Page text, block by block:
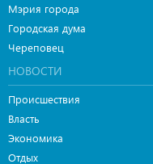
Мэрия города
Городская дума
Череповец
НОВОСТИ
Происшествия
Власть
Экономика
Отдых